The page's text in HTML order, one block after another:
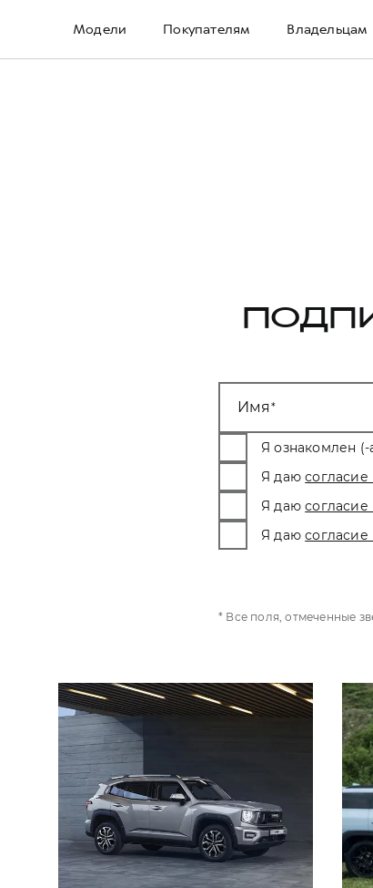
Модели Покупателям Владельцам
Имя
Я ознакомлен (-
Я даю
Я даю
Я даю
* Все поля, отмеченные